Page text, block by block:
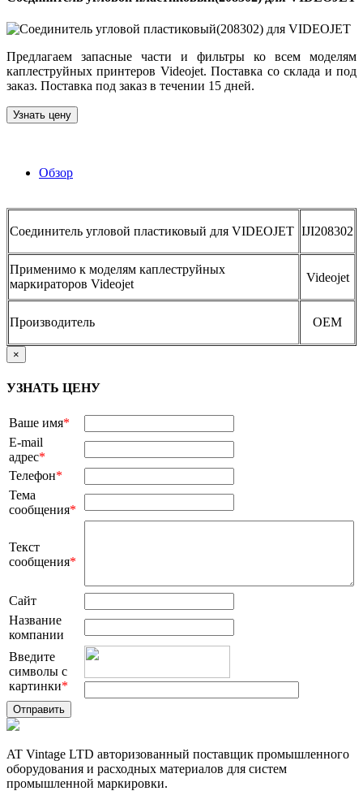
Предлагаем запасные части и фильтры ко всем моделям
каплеструйных принтеров Videojet. Поставка со склада и под
заказ. Поставка под заказ в течении 15 дней.
Узнать цену
Обзор
Соединитель угловой пластиковый для VIDEOJET IJI208302
Применимо к моделям каплеструйных
маркираторов Videojet
Videojet
Производитель OEM
×
УЗНАТЬ ЦЕНУ
Ваше имя*
E-mail
адрес*
Телефон*
Тема
сообщения*
Текст
сообщения*
Сайт
Название
компании
Введите
символы с
картинки*
AT Vintage LTD авторизованный поставщик промышленного
оборудования и расходных материалов для систем
промышленной маркировки.